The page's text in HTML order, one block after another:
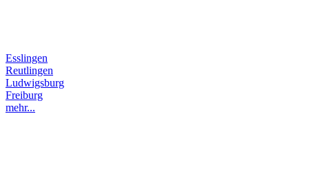
Esslingen
Reutlingen
Ludwigsburg
Freiburg
mehr...